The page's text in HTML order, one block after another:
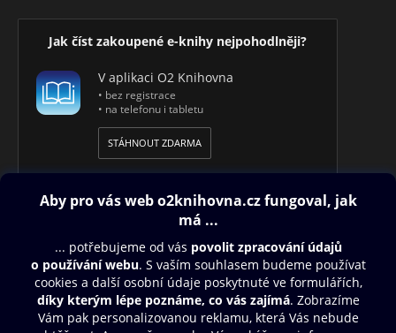
Jak číst zakoupené e-knihy nejpohodlněji?
V aplikaci O2 Knihovna
• bez registrace
• na telefonu i tabletu
STÁHNOUT ZDARMA
Obsah ke stažení
Moje O2 Knihovna
Další zábava